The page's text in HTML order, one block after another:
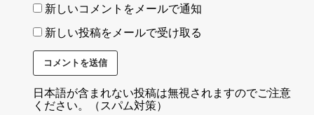
新しいコメントをメールで通知
新しい投稿をメールで受け取る
日本語が含まれない投稿は無視されますのでご注意
ください。（スパム対策）